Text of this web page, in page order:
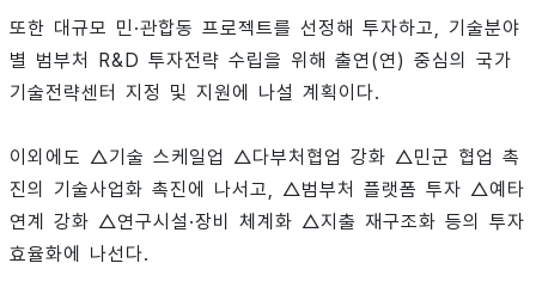
또한 대규모 민·관합동 프로젝트를 선정해 투자하고, 기술분야
별 범부처 R&D 투자전략 수립을 위해 출연(연) 중심의 국가
기술전략센터 지정 및 지원에 나설 계획이다.
이외에도 △기술 스케일업 △다부처협업 강화 △민군 협업 촉
진의 기술사업화 촉진에 나서고, △범부처 플랫폼 투자 △예타
연계 강화 △연구시설·장비 체계화 △지출 재구조화 등의 투자
효율화에 나선다.